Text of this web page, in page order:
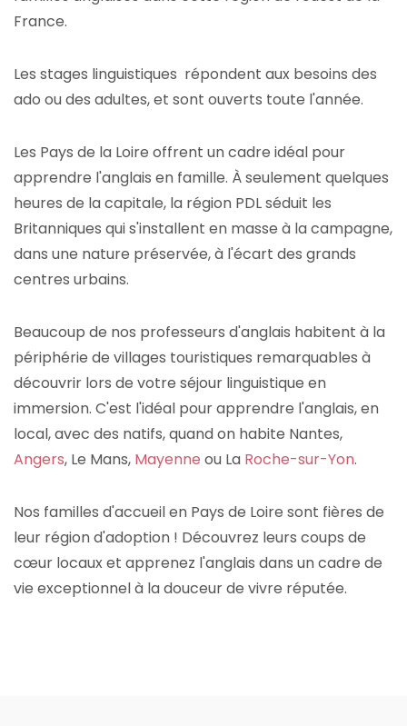
France.
Les stages linguistiques répondent aux besoins des
ado ou des adultes, et sont ouverts toute l'année.
Les Pays de la Loire offrent un cadre idéal pour
apprendre l'anglais en famille. À seulement quelques
heures de la capitale, la région PDL séduit les
Britanniques qui s'installent en masse à la campagne,
dans une nature préservée, à l'écart des grands
centres urbains.
Beaucoup de nos professeurs d'anglais habitent à la
périphérie de villages touristiques remarquables à
découvrir lors de votre séjour linguistique en
immersion. C'est l'idéal pour apprendre l'anglais, en
local, avec des natifs, quand on habite Nantes,
Angers, Le Mans, Mayenne ou La Roche-sur-Yon.
Nos familles d'accueil en Pays de Loire sont fières de
leur région d'adoption ! Découvrez leurs coups de
cœur locaux et apprenez l'anglais dans un cadre de
vie exceptionnel à la douceur de vivre réputée.